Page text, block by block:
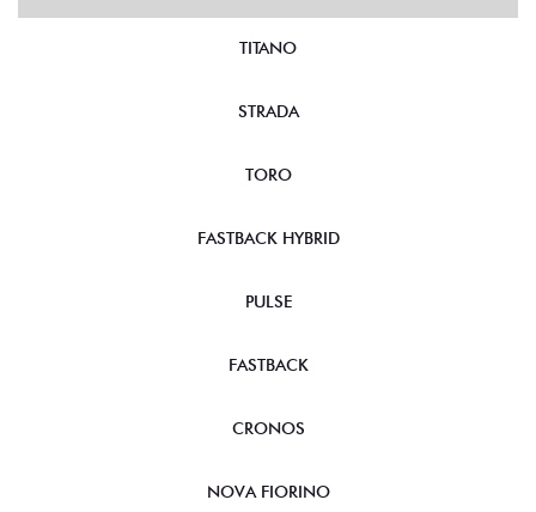
TITANO
STRADA
TORO
FASTBACK HYBRID
PULSE
FASTBACK
CRONOS
NOVA FIORINO